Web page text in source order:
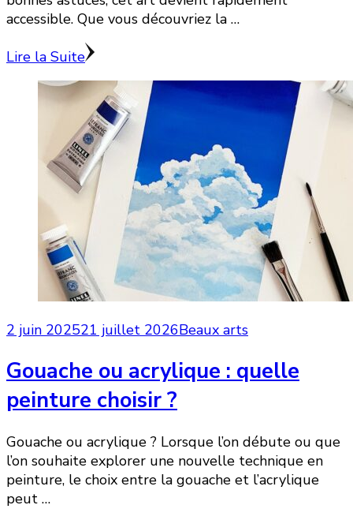
accessible. Que vous découvriez la …
Lire la Suite
2 juin 202521 juillet 2026Beaux arts
Gouache ou acrylique : quelle
peinture choisir ?
Gouache ou acrylique ? Lorsque l’on débute ou que
l’on souhaite explorer une nouvelle technique en
peinture, le choix entre la gouache et l’acrylique
peut …